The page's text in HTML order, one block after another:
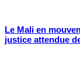
Le Mali en
justice attendue